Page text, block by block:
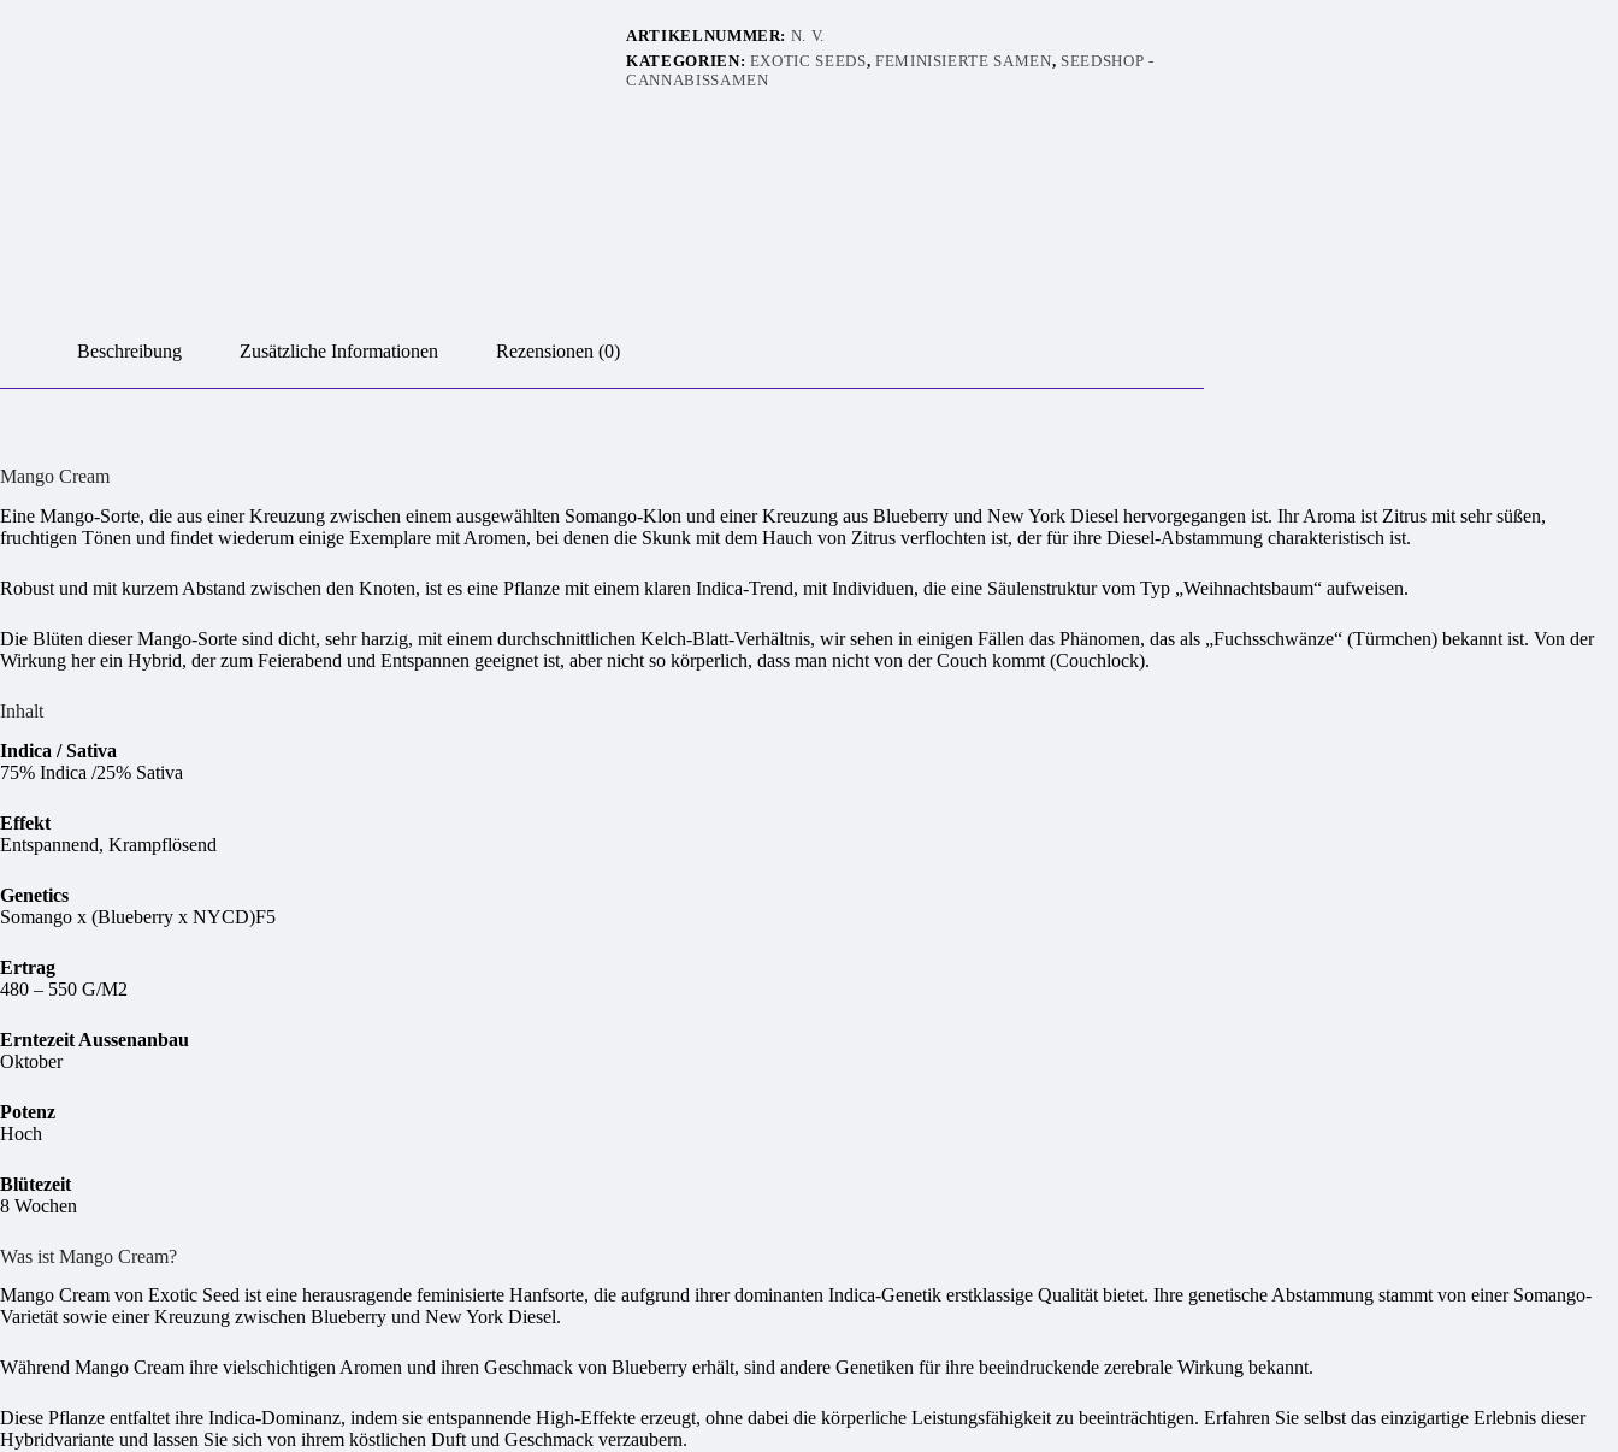
ARTIKELNUMMER: N. V.
KATEGORIEN: EXOTIC SEEDS, FEMINISIERTE SAMEN, SEEDSHOP -
CANNABISSAMEN
Beschreibung Zusätzliche Informationen Rezensionen (0)
Mango Cream
Eine Mango-Sorte, die aus einer Kreuzung zwischen einem ausgewählten Somango-Klon und einer Kreuzung aus Blueberry und New York Diesel hervorgegangen ist. Ihr Aroma ist Zitrus mit sehr süßen,
fruchtigen Tönen und findet wiederum einige Exemplare mit Aromen, bei denen die Skunk mit dem Hauch von Zitrus verflochten ist, der für ihre Diesel-Abstammung charakteristisch ist.
Robust und mit kurzem Abstand zwischen den Knoten, ist es eine Pflanze mit einem klaren Indica-Trend, mit Individuen, die eine Säulenstruktur vom Typ „Weihnachtsbaum“ aufweisen.
Die Blüten dieser Mango-Sorte sind dicht, sehr harzig, mit einem durchschnittlichen Kelch-Blatt-Verhältnis, wir sehen in einigen Fällen das Phänomen, das als „Fuchsschwänze“ (Türmchen) bekannt ist. Von der
Wirkung her ein Hybrid, der zum Feierabend und Entspannen geeignet ist, aber nicht so körperlich, dass man nicht von der Couch kommt (Couchlock).
Inhalt
Indica / Sativa
75% Indica /25% Sativa
Effekt
Entspannend, Krampflösend
Genetics
Somango x (Blueberry x NYCD)F5
Ertrag
480 – 550 G/M2
Erntezeit Aussenanbau
Oktober
Potenz
Hoch
Blütezeit
8 Wochen
Was ist Mango Cream?
Mango Cream von Exotic Seed ist eine herausragende feminisierte Hanfsorte, die aufgrund ihrer dominanten Indica-Genetik erstklassige Qualität bietet. Ihre genetische Abstammung stammt von einer Somango-
Varietät sowie einer Kreuzung zwischen Blueberry und New York Diesel.
Während Mango Cream ihre vielschichtigen Aromen und ihren Geschmack von Blueberry erhält, sind andere Genetiken für ihre beeindruckende zerebrale Wirkung bekannt.
Diese Pflanze entfaltet ihre Indica-Dominanz, indem sie entspannende High-Effekte erzeugt, ohne dabei die körperliche Leistungsfähigkeit zu beeinträchtigen. Erfahren Sie selbst das einzigartige Erlebnis dieser
Hybridvariante und lassen Sie sich von ihrem köstlichen Duft und Geschmack verzaubern.